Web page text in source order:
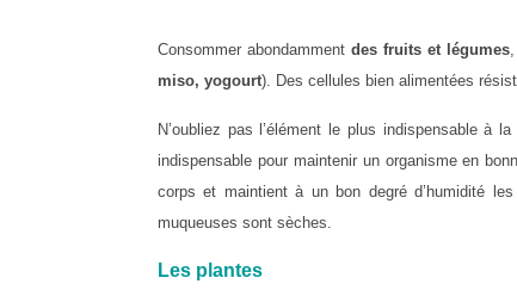
Consommer abondamment des fruits et légumes,
miso, yogourt). Des cellules bien alimentées
N’oubliez pas l’élément le plus indispensable à
indispensable pour maintenir un organisme en
corps et maintient à un bon degré d’humidité
muqueuses sont sèches.
Les plantes